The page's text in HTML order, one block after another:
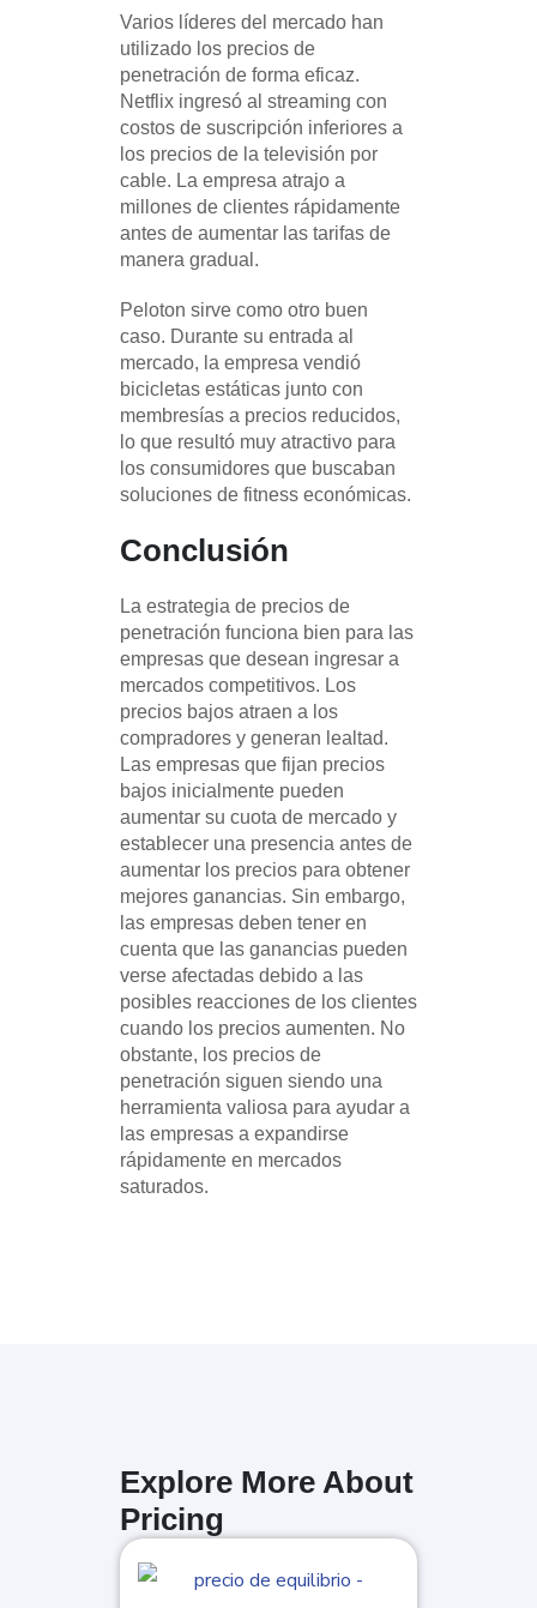
Varios líderes del mercado han
utilizado los precios de
penetración de forma eficaz.
Netflix ingresó al streaming con
costos de suscripción inferiores a
los precios de la televisión por
cable. La empresa atrajo a
millones de clientes rápidamente
antes de aumentar las tarifas de
manera gradual.
Peloton sirve como otro buen
caso. Durante su entrada al
mercado, la empresa vendió
bicicletas estáticas junto con
membresías a precios reducidos,
lo que resultó muy atractivo para
los consumidores que buscaban
soluciones de fitness económicas.
Conclusión
La estrategia de precios de
penetración funciona bien para las
empresas que desean ingresar a
mercados competitivos. Los
precios bajos atraen a los
compradores y generan lealtad.
Las empresas que fijan precios
bajos inicialmente pueden
aumentar su cuota de mercado y
establecer una presencia antes de
aumentar los precios para obtener
mejores ganancias. Sin embargo,
las empresas deben tener en
cuenta que las ganancias pueden
verse afectadas debido a las
posibles reacciones de los clientes
cuando los precios aumenten. No
obstante, los precios de
penetración siguen siendo una
herramienta valiosa para ayudar a
las empresas a expandirse
rápidamente en mercados
saturados.
Explore More About
Pricing